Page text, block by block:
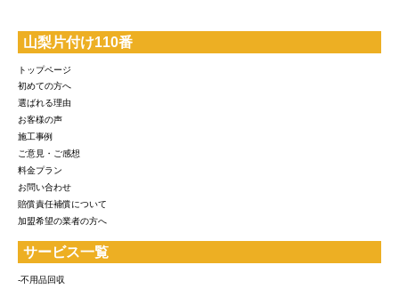
山梨片付け110番
トップページ
初めての方へ
選ばれる理由
お客様の声
施工事例
ご意見・ご感想
料金プラン
お問い合わせ
賠償責任補償について
加盟希望の業者の方へ
サービス一覧
-不用品回収